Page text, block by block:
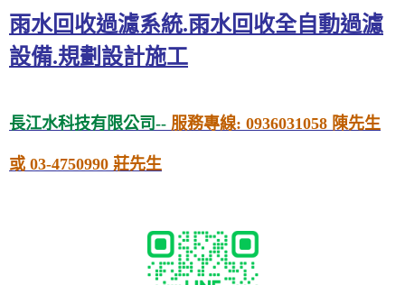
雨水回收過濾系統.雨水回收全自動過濾
設備.規劃設計施工
長江水科技有限公司-- 服務專線: 0936031058 陳先生
或 03-4750990 莊先生